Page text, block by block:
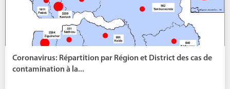
Coronavirus: Répartition par Région et District des cas de
contamination à la...